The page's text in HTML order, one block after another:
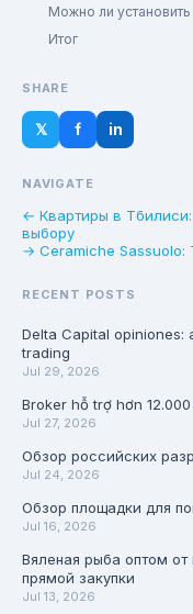
Можно ли
Итог
SHARE
𝕏 f in
NAVIGATE
← Квартиры в
выбору
→ Ceramiche Sassuolo:
RECENT POSTS
Delta Capital opiniones:
trading
Jul 29, 2026
Broker hỗ trợ hơn
Jul 27, 2026
Обзор российских
Jul 24, 2026
Обзор площадки для
Jul 16, 2026
Вяленая рыба оптом
прямой закупки
Jul 13, 2026